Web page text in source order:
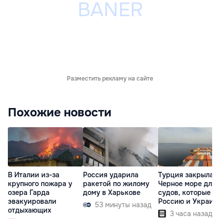
Разместить рекламу на сайте
Похожие новости
В Италии из-за
крупного пожара у
озера Гарда
эвакуировали
отдыхающих
Россия ударила
ракетой по жилому
дому в Харькове
53 минуты назад
Турция закрыла
Черное море для
судов, которые
Россию и
3 часа назад